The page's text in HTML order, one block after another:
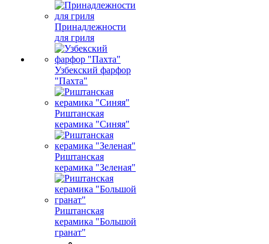
Принадлежности
для гриля
Узбекский фарфор
"Пахта"
Риштанская
керамика "Синяя"
Риштанская
керамика "Зеленая"
Риштанская
керамика "Большой
гранат"